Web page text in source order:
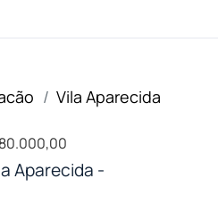
Vila Aparecida
Aparecida -